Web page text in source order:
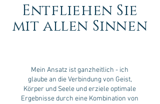
Entfliehen Sie
mit allen Sinnen
Mein Ansatz ist ganzheitlich - ich
glaube an die Verbindung von Geist,
Körper und Seele und erziele optimale
Ergebnisse durch eine Kombination von